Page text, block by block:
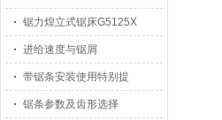
锯力煌立式锯床G5125X
进给速度与锯屑
带锯条安装使用特别提
锯条参数及齿形选择